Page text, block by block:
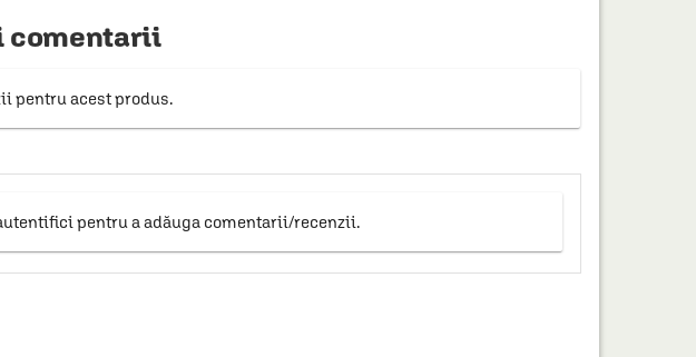
comentarii
pentru acest produs.
pentru a adăuga comentarii/recenzii.